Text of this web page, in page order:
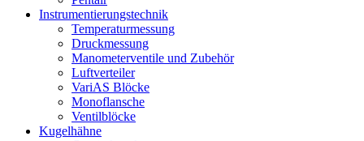
Instrumentierungs­technik
Temperaturmessung
Druckmessung
Manometerventile und Zubehör
Luftverteiler
VariAS Blöcke
Monoflansche
Ventilblöcke
Kugelhähne